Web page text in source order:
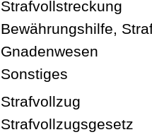
Strafvollstreckung
Bewährungshilfe,
Gnadenwesen
Sonstiges
Strafvollzug
Strafvollzugsgesetz